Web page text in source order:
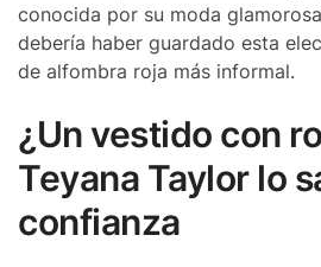
conocida por su moda
debería haber guardado esta
de alfombra roja más informal.
¿Un vestido con
Teyana Taylor lo
confianza